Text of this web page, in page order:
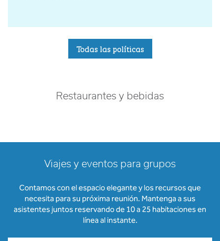
Todas las políticas
Restaurantes y bebidas
Viajes y eventos para grupos
Contamos con el espacio elegante y los recursos que
necesita para su próxima reunión. Mantenga a sus
asistentes juntos reservando de 10 a 25 habitaciones en
línea al instante.